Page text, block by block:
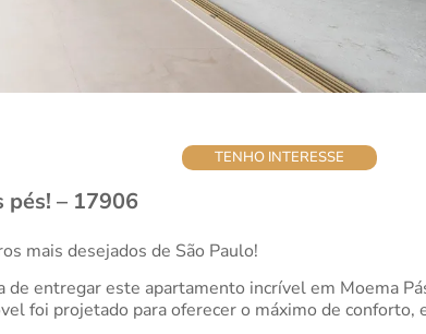
TENHO INTERESSE
pés! – 17906
mais desejados de São Paulo!
entregar este apartamento incrível em Moema
foi projetado para oferecer o máximo de conforto,